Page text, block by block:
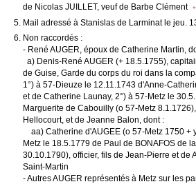
de Nicolas JUILLET, veuf de Barbe Clément
Mail adressé à Stanislas de Larminat le jeu.
Non raccordés :
- René AUGER, époux de Catherine Martin,
a) Denis-René AUGER (+ 18.5.1755),
de Guise, Garde du corps du roi dans la
1°) à 57-Dieuze le 12.11.1743 d'Anne-
et de Catherine Launay, 2°) à 57-Metz le
Marguerite de Cabouilly (o 57-Metz
Hellocourt, et de Jeanne Balon, dont :
aa) Catherine d'AUGEE (o 57-Metz 1750 +
Metz le 18.5.1779 de Paul de BONAFOS de
30.10.1790), officier, fils de Jean-Pierre et de
Saint-Martin
- Autres AUGER représentés à Metz sur les